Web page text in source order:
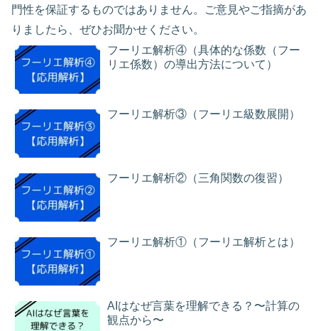
門性を保証するものではありません。ご意見やご指摘があ
りましたら、ぜひお聞かせください。
フーリエ解析④（具体的な係数（フー
リエ係数）の導出方法について）
フーリエ解析③（フーリエ級数展開）
フーリエ解析②（三角関数の復習）
フーリエ解析①（フーリエ解析とは）
AIはなぜ言葉を理解できる？〜計算の
観点から〜